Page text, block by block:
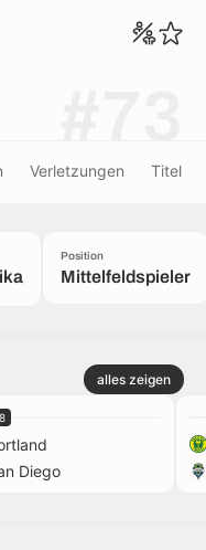
Verletzungen Titel
Position
Mittelfeldspieler
alles zeigen
Diego